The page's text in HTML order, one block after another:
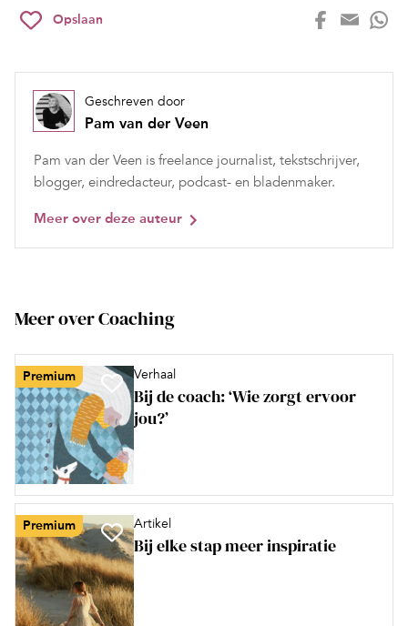
Opslaan
Geschreven door
Pam van der Veen
Pam van der Veen is freelance journalist, tekstschrijver,
blogger, eindredacteur, podcast- en bladenmaker.
Meer over deze auteur
Meer over Coaching
Premium Verhaal
Bij de coach: ‘Wie zorgt ervoor
jou?’
Premium Artikel
Bij elke stap meer inspiratie